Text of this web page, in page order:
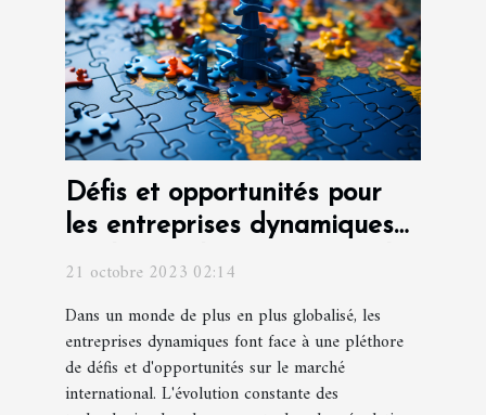
Défis et opportunités pour
les entreprises dynamiques
sur le marché international
21 octobre 2023 02:14
Dans un monde de plus en plus globalisé, les
entreprises dynamiques font face à une pléthore
de défis et d'opportunités sur le marché
international. L'évolution constante des